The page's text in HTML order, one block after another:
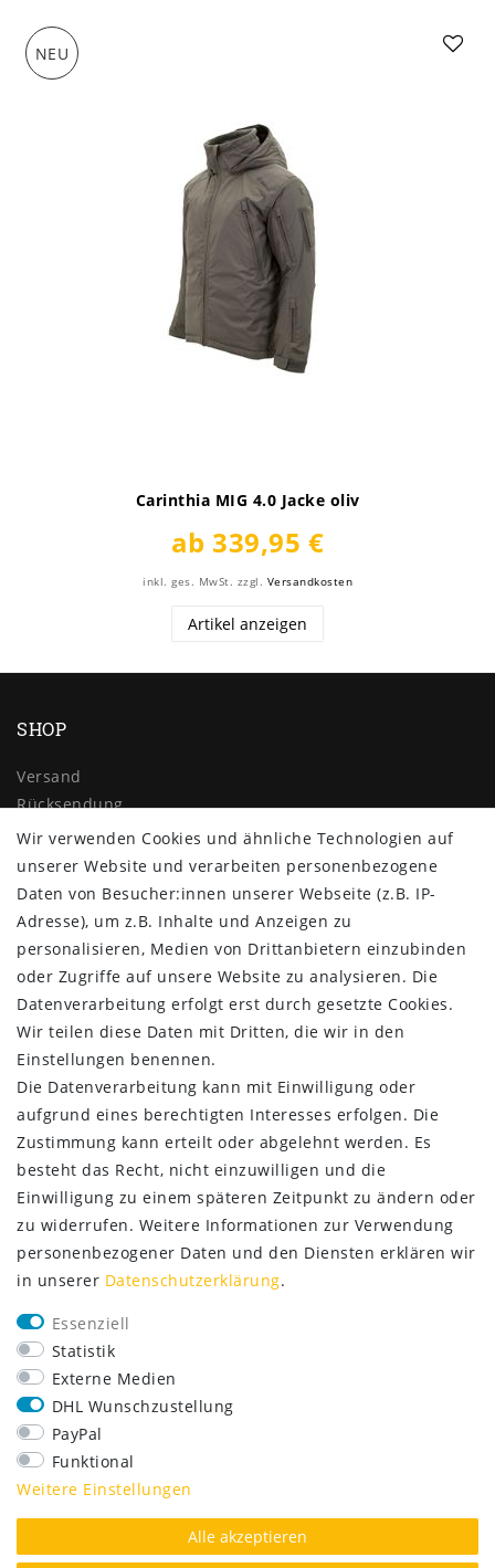
NEU
Carinthia MIG 4.0 Jacke oliv
ab 339,95 €
inkl. ges. MwSt. zzgl. Versandkosten
Artikel anzeigen
SHOP
Versand
Rücksendung
Widerrufs­recht
Impressum
Daten­schutz­erklärung
AGB
Kontakt
ZAHLUNG & VERSAND
SERVICE
Lieferung nur 2,95 €
Rücksendung kostenfrei
14 Tage Rückgaberecht
Kurze Lieferzeit
FOLGE UNS
Wir verwenden Cookies und ähnliche Technologien auf
unserer Website und verarbeiten personenbezogene
Daten von Besucher:innen unserer Webseite (z.B. IP-
Adresse), um z.B. Inhalte und Anzeigen zu
personalisieren, Medien von Drittanbietern einzubinden
oder Zugriffe auf unsere Website zu analysieren. Die
Datenverarbeitung erfolgt erst durch gesetzte Cookies.
Wir teilen diese Daten mit Dritten, die wir in den
Einstellungen benennen.
Die Datenverarbeitung kann mit Einwilligung oder
aufgrund eines berechtigten Interesses erfolgen. Die
Zustimmung kann erteilt oder abgelehnt werden. Es
besteht das Recht, nicht einzuwilligen und die
Einwilligung zu einem späteren Zeitpunkt zu ändern oder
zu widerrufen. Weitere Informationen zur Verwendung
personenbezogener Daten und den Diensten erklären wir
in unserer Daten­schutz­erklärung.
Essenziell
Statistik
Externe Medien
DHL Wunschzustellung
PayPal
Funktional
Weitere Einstellungen
Alle akzeptieren